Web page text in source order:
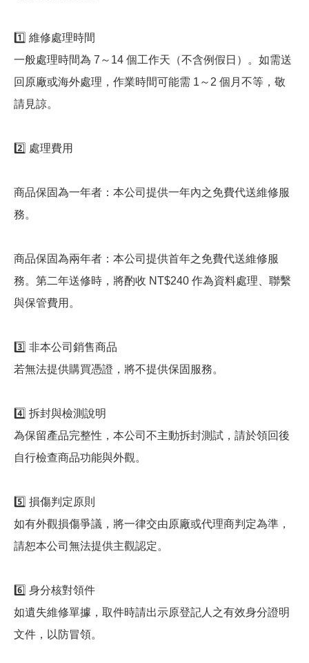
1️⃣ 維修處理時間
一般處理時間為 7～14 個工作天（不含例假日）。如需送
回原廠或海外處理，作業時間可能需 1～2 個月不等，敬
請見諒。
2️⃣ 處理費用
商品保固為一年者：本公司提供一年內之免費代送維修服
務。
商品保固為兩年者：本公司提供首年之免費代送維修服
務。第二年送修時，將酌收 NT$240 作為資料處理、聯繫
與保管費用。
3️⃣ 非本公司銷售商品
若無法提供購買憑證，將不提供保固服務。
4️⃣ 拆封與檢測說明
為保留產品完整性，本公司不主動拆封測試，請於領回後
自行檢查商品功能與外觀。
5️⃣ 損傷判定原則
如有外觀損傷爭議，將一律交由原廠或代理商判定為準，
請恕本公司無法提供主觀認定。
6️⃣ 身分核對領件
如遺失維修單據，取件時請出示原登記人之有效身分證明
文件，以防冒領。